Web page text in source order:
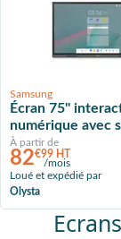
Samsung
Écran 75''
numérique avec
À partir de
82€99 HT
/mois
Loué et expédié par
Olysta